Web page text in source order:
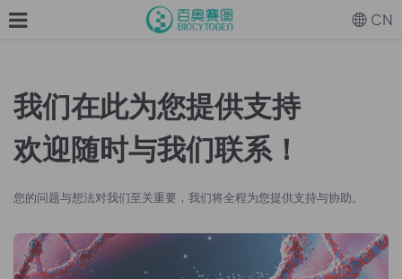
我们在此为您提供支持
欢迎随时与我们联系！
您的问题与想法对我们至关重要，我们将全程为您提供支持与协助。
CN